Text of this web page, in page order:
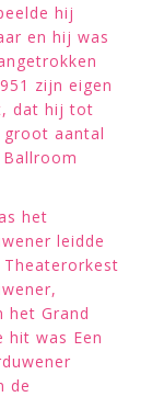
hij
en hij was
zijn eigen
dat hij tot
aantal
het
leidde
het Grand
hit was Een
de